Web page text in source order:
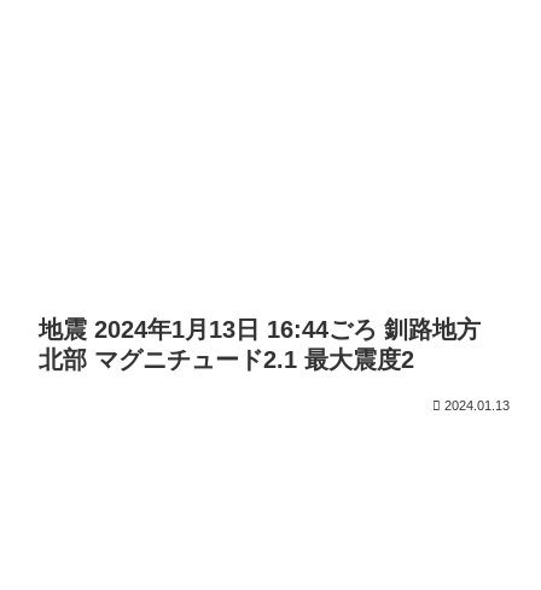
地震 2024年1月13日 16:44ごろ 釧路地方
北部 マグニチュード2.1 最大震度2
2024.01.13